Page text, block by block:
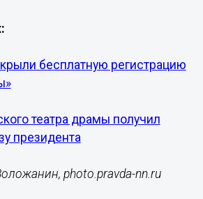
бесплатную регистрацию
театра драмы получил
президента
photo.pravda-nn.ru